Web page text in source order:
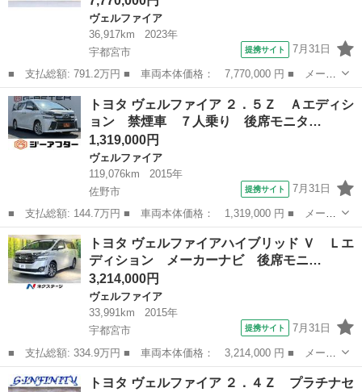
ヴェルファイア
36,917km
2023年
宇都宮市
提携サイト 7月31日
■ 支払総額: 791.2万円 ■ 車両本体価格： 7,770,000 円 ■ メーカ
ー名： トヨタ ■ 車種名： ヴェルファイアハイブリッド ■ グレ
ード名： エグゼクティブラウンジ ワンオーナー ディスプレイオ
ーディオ...
栃木 宇都宮市 ヴェルファイア
トヨタ ヴェルファイア ２．５Ｚ Ａエディシ
ョン 禁煙車 ７人乗り 後席モニタ…
1,319,000円
ヴェルファイア
119,076km
2015年
佐野市
提携サイト 7月31日
■ 支払総額: 144.7万円 ■ 車両本体価格： 1,319,000 円 ■ メーカ
ー名： トヨタ ■ 車種名： ヴェルファイア ■ グレード名：
２．５Ｚ Ａエディション 禁煙車 ７人乗り 後席モニター 社外
９インチナ...
栃木 佐野市 ヴェルファイア
トヨタ ヴェルファイアハイブリッド Ｖ Ｌエ
ディション メーカーナビ 後席モニ…
3,214,000円
ヴェルファイア
33,991km
2015年
宇都宮市
提携サイト 7月31日
■ 支払総額: 334.9万円 ■ 車両本体価格： 3,214,000 円 ■ メーカ
ー名： トヨタ ■ 車種名： ヴェルファイアハイブリッド ■ グレ
ード名： Ｖ Ｌエディション メーカーナビ 後席モニター 全周
栃木 宇都宮市 ヴェルファイア
トヨタ ヴェルファイア ２．４Ｚ プラチナセ